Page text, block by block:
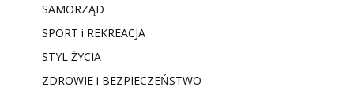
SAMORZĄD
SPORT i REKREACJA
STYL ŻYCIA
ZDROWIE i BEZPIECZEŃSTWO